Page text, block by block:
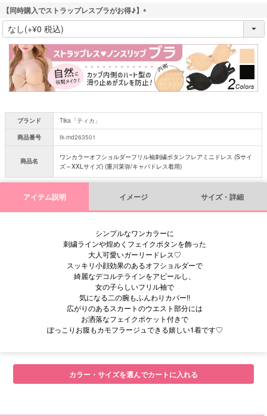
【同時購入でストラップレスブラがお得♪】
(
須
)
ブランド
Tika「ティカ」
商品番号
tk-md263501
商品名
ワンカラーオフショルダーフリル袖刺繍ボタンフレアミニドレス (Sサイ
ズ～XXLサイズ) (重川茉弥/キャバドレス着用)
アイテム説明 イメージ サイズ・詳細
シンプルなワンカラーに
刺繍ラインや煌めくフェイクボタンを飾った
大人可愛いガーリードレス♡
スッキリ小顔効果のあるオフショルダーで
綺麗なデコルテラインをアピールし、
女の子らしいフリル袖で
気になる二の腕もふんわりカバー!!
広がりのあるスカートのウエスト部分には
お洒落なフェイクポケット付きで
ぽっこりお腹もカモフラージュできる嬉しい1着です♡
カラー・サイズを選んでカートに入れる